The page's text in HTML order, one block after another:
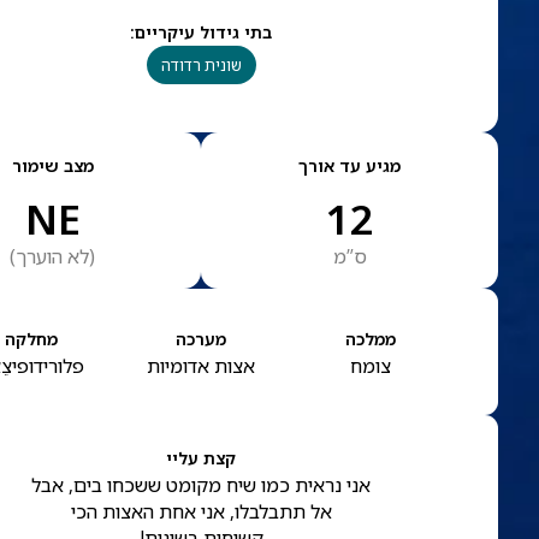
בתי גידול עיקריים:
שונית רדודה
מגיע עד אורך
12
ס”מ
מצב שימור
NE
(לא הוערך)
ממלכה
צומח
מערכה
אצות אדומיות
מחלקה
קצת עליי
אני נראית כמו שיח מקומט ששכחו בים, אבל
אל תתבלבלו, אני אחת האצות הכי